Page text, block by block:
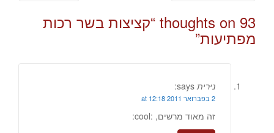
93 thoughts on “ קציצות בשר רכות
מפתיעות”
נירית says:
2 בפברואר 2011 at 12:18
זה מאוד מרשים, :cool: